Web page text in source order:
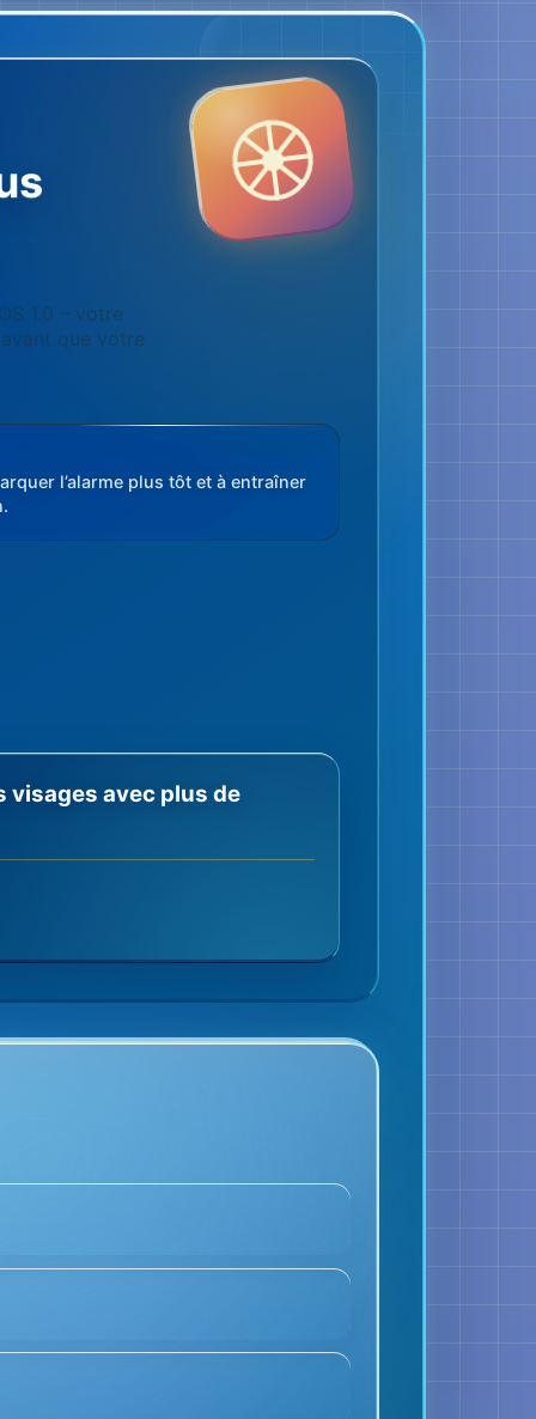
1.0 – votre
que votre
l’alarme plus tôt et à entraîner
visages avec plus de